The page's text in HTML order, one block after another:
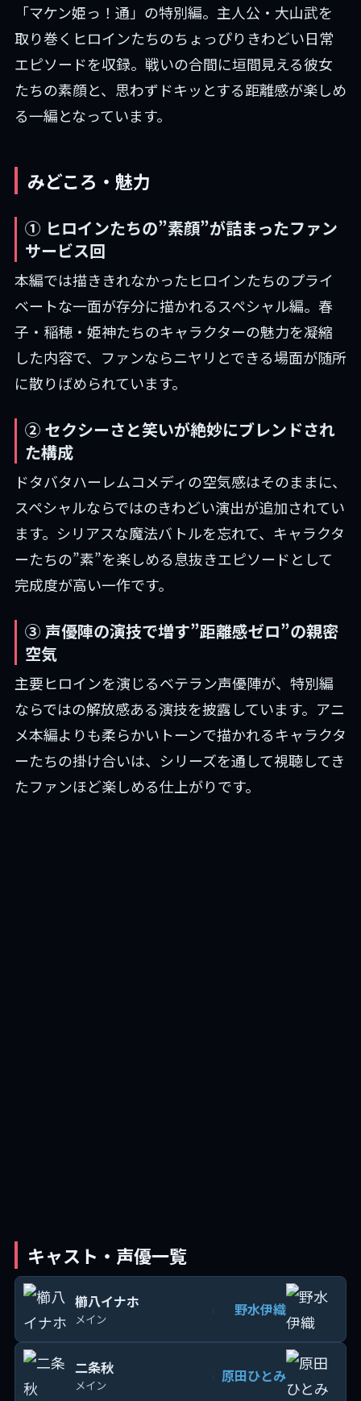
「マケン姫っ！通」の特別編。主人公・大山武を
取り巻くヒロインたちのちょっぴりきわどい日常
エピソードを収録。戦いの合間に垣間見える彼女
たちの素顔と、思わずドキッとする距離感が楽しめ
る一編となっています。
みどころ・魅力
① ヒロインたちの”素顔”が詰まったファン
サービス回
本編では描ききれなかったヒロインたちのプライ
ベートな一面が存分に描かれるスペシャル編。春
子・稲穂・姫神たちのキャラクターの魅力を凝縮
した内容で、ファンならニヤリとできる場面が随所
に散りばめられています。
② セクシーさと笑いが絶妙にブレンドされ
た構成
ドタバタハーレムコメディの空気感はそのままに、
スペシャルならではのきわどい演出が追加されてい
ます。シリアスな魔法バトルを忘れて、キャラクタ
ーたちの”素”を楽しめる息抜きエピソードとして
完成度が高い一作です。
③ 声優陣の演技で増す”距離感ゼロ”の親密
空気
主要ヒロインを演じるベテラン声優陣が、特別編
ならではの解放感ある演技を披露しています。アニ
メ本編よりも柔らかいトーンで描かれるキャラクタ
ーたちの掛け合いは、シリーズを通して視聴してき
たファンほど楽しめる仕上がりです。
キャスト・声優一覧
櫛八イナホ
メイン 野水伊織
二条秋
メイン 原田ひとみ